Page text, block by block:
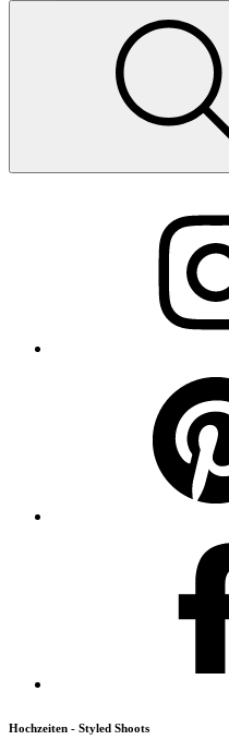
Hochzeiten - Styled Shoots